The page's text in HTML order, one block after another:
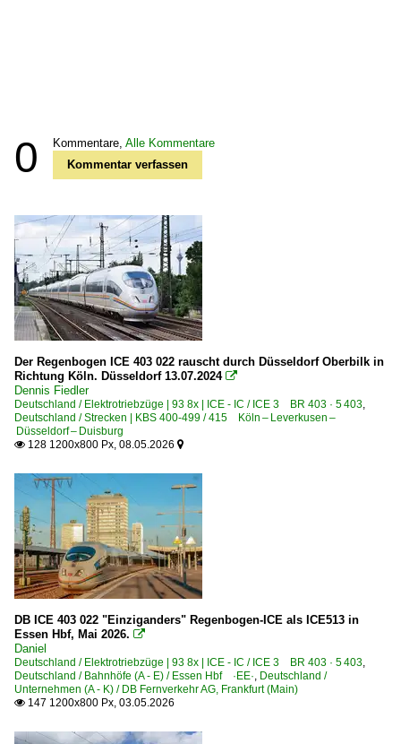
0 Kommentare, Alle Kommentare
Kommentar verfassen
Der Regenbogen ICE 403 022 rauscht durch Düsseldorf Oberbilk in
Richtung Köln. Düsseldorf 13.07.2024 
Dennis Fiedler
Deutschland / Elektrotriebzüge | 93 8x | ICE - IC / ICE 3 BR 403 · 5 403,
Deutschland / Strecken | KBS 400-499 / 415 Köln – Leverkusen –
Düsseldorf – Duisburg
 128 1200x800 Px, 08.05.2026 
DB ICE 403 022 "Einziganders" Regenbogen-ICE als ICE513 in
Essen Hbf, Mai 2026. 
Daniel
Deutschland / Elektrotriebzüge | 93 8x | ICE - IC / ICE 3 BR 403 · 5 403,
Deutschland / Bahnhöfe (A - E) / Essen Hbf ·EE·, Deutschland /
Unternehmen (A - K) / DB Fernverkehr AG, Frankfurt (Main)
 147 1200x800 Px, 03.05.2026